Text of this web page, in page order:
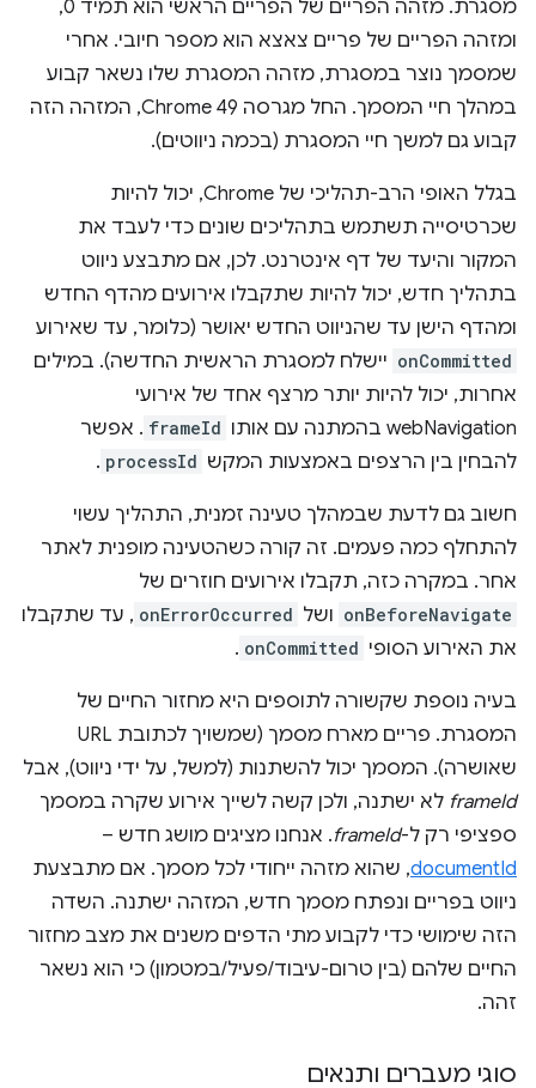
מסגרת. מזהה הפריים של הפריים הראשי הוא תמיד 0,
ומזהה הפריים של פריים צאצא הוא מספר חיובי. אחרי
שמסמך נוצר במסגרת, מזהה המסגרת שלו נשאר קבוע
במהלך חיי המסמך. החל מגרסה Chrome 49, המזהה הזה
קבוע גם למשך חיי המסגרת (בכמה ניווטים).
בגלל האופי הרב-תהליכי של Chrome, יכול להיות
שכרטיסייה תשתמש בתהליכים שונים כדי לעבד את
המקור והיעד של דף אינטרנט. לכן, אם מתבצע ניווט
בתהליך חדש, יכול להיות שתקבלו אירועים מהדף החדש
ומהדף הישן עד שהניווט החדש יאושר (כלומר, עד שאירוע
onCommitted יישלח למסגרת הראשית החדשה). במילים
אחרות, יכול להיות יותר מרצף אחד של אירועי
webNavigation בהמתנה עם אותו
frameId . אפשר
להבחין בין הרצפים באמצעות המקש processId
.
חשוב גם לדעת שבמהלך טעינה זמנית, התהליך עשוי
להתחלף כמה פעמים. זה קורה כשהטעינה מופנית לאתר
אחר. במקרה כזה, תקבלו אירועים חוזרים של
onBeforeNavigate ושל onErrorOccurred , עד שתקבלו
את האירוע הסופי onCommitted
.
בעיה נוספת שקשורה לתוספים היא מחזור החיים של
המסגרת. פריים מארח מסמך (שמשויך לכתובת URL
שאושרה). המסמך יכול להשתנות (למשל, על ידי ניווט), אבל
frameId לא ישתנה, ולכן קשה לשייך אירוע שקרה במסמך
ספציפי רק ל-frameId. אנחנו מציגים מושג חדש –
documentId, שהוא מזהה ייחודי לכל מסמך. אם מתבצעת
ניווט בפריים ונפתח מסמך חדש, המזהה ישתנה. השדה
הזה שימושי כדי לקבוע מתי הדפים משנים את מצב מחזור
החיים שלהם (בין טרום-עיבוד/פעיל/במטמון) כי הוא נשאר
זהה.
סוגי מעברים ותנאים